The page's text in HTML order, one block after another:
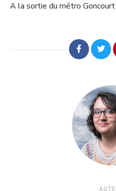
A la sortie du métro